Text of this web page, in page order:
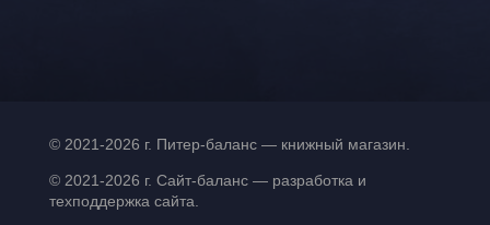
© 2021-2026 г. Питер-баланс — книжный магазин.
© 2021-2026 г. Сайт-баланс — разработка и
техподдержка сайта.